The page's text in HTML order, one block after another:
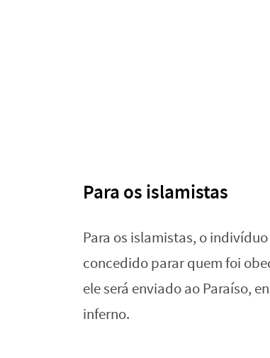
Para os islamistas
Para os islamistas, o
concedido parar quem foi
ele será enviado ao Paraíso,
inferno.